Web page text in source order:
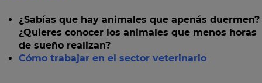
¿Sabías que hay animales que apenás duermen?
¿Quieres conocer los animales que menos horas
de sueño realizan?
Cómo trabajar en el sector veterinario